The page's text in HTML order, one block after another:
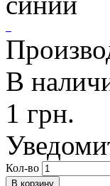
В
1 грн.
Кол-во